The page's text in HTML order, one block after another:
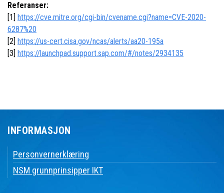
Referanser:
[1] https://cve.mitre.org/cgi-bin/cvename.cgi?name=CVE-2020-
6287%20
[2] https://us-cert.cisa.gov/ncas/alerts/aa20-195a
[3] https://launchpad.support.sap.com/#/notes/2934135
INFORMASJON
Personvernerklæring
NSM grunnprinsipper IKT